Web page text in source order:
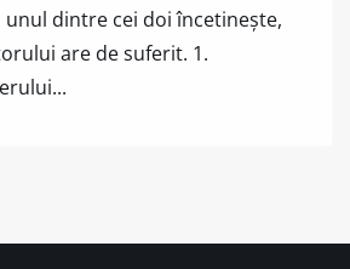
dintre cei doi încetinește,
are de suferit. 1.